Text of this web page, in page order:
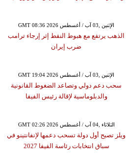
GMT 08:36 2026 الإثنين ,03 آب / أغسطس
الذهب يرتفع مع هبوط النفط إثر إرجاء ترامب
ضرب إيران
GMT 19:04 2026 الإثنين ,03 آب / أغسطس
سحب دعم دولي وتصاعد الضغوط القانونية
والدبلوماسية لإقالة رئيس الفيفا
GMT 02:26 2026 الثلاثاء ,04 آب / أغسطس
ويلز تصبح أول دولة تسحب دعمها لإنفانتينو في
سباق انتخابات رئاسة الفيفا 2027